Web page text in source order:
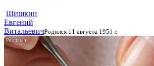
Шишкин
Евгений
ВитальевичРодился 11 августа 1951 г.